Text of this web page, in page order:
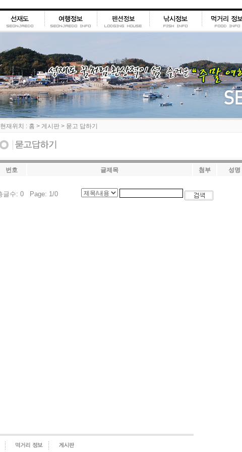
재위치 : 홈 > 게시판 > 묻고 답하기
번호 글제목 첨부 성명
글수: 0 Page: 1/0